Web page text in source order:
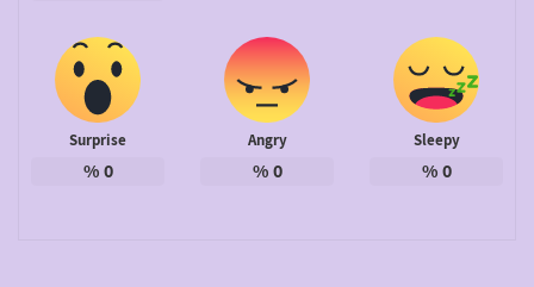
Sleepy
0
%
Angry
0
%
Surprise
0
%